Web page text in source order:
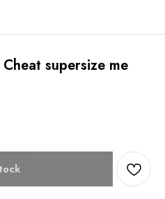
supersize me